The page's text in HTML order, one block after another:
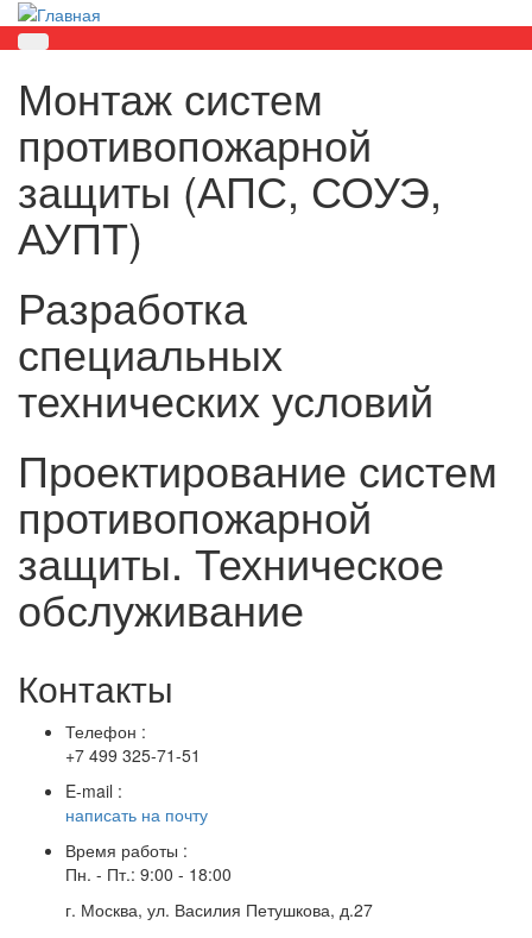
Монтаж систем
противопожарной
защиты (АПС, СОУЭ,
АУПТ)
Разработка
специальных
технических условий
Проектирование систем
противопожарной
защиты. Техническое
обслуживание
Контакты
Телефон :
+7 499 325-71-51
E-mail :
написать на почту
Время работы :
Пн. - Пт.: 9:00 - 18:00
г. Москва, ул. Василия Петушкова, д.27